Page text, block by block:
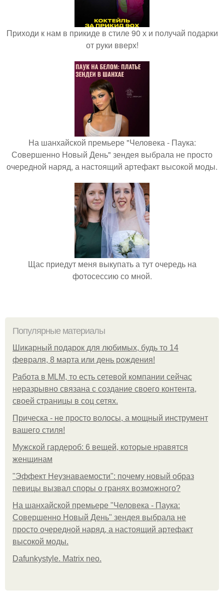
Приходи к нам в прикиде в стиле 90 х и получай подарки
от руки вверх!
На шанхайской премьере "Человека - Паука:
Совершенно Новый День" зендея выбрала не просто
очередной наряд, а настоящий артефакт высокой моды.
Щас приедут меня выкупать а тут очередь на
фотосессию со мной.
Популярные материалы
Шикарный подарок для любимых, будь то 14
февраля, 8 марта или день рождения!
Работа в MLM, то есть сетевой компании сейчас
неразрывно связана с создание своего контента,
своей страницы в соц сетях.
Прическа - не просто волосы, а мощный инструмент
вашего стиля!
Мужской гардероб: 6 вещей, которые нравятся
женщинам
"Эффект Неузнаваемости": почему новый образ
певицы вызвал споры о гранях возможного?
На шанхайской премьере "Человека - Паука:
Совершенно Новый День" зендея выбрала не
просто очередной наряд, а настоящий артефакт
высокой моды.
Dafunkystyle. Matrix neo.